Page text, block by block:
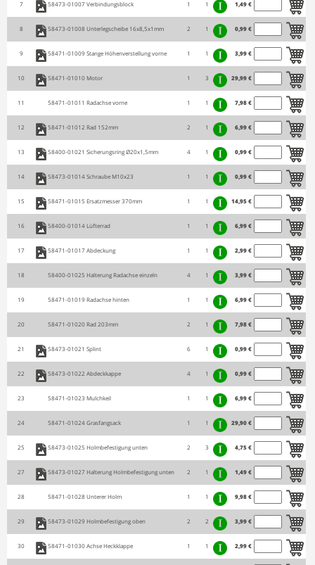
7 58473-01007 Verbindungsblock 1 1 1,49 €
8 58473-01008 Unterlegscheibe 16x8,5x1mm 2 1 0,99 €
9 58471-01009 Stange Höhenverstellung vorne 1 1 3,99 €
10 58471-01010 Motor 1 3 29,99 €
11 58471-01011 Radachse vorne 1 1 7,98 €
12 58471-01012 Rad 152mm 2 1 6,99 €
13 58400-01021 Sicherungsring Ø20x1,5mm 4 1 0,99 €
14 58473-01014Schraube M10x23 1 1 0,99 €
15 58471-01015 Ersatzmesser 370mm 1 1 14,95 €
16 58400-01014Lüfterrad 1 1 6,99 €
17 58471-01017 Abdeckung 1 1 2,99 €
18 58400-01025 Halterung Radachse einzeln 4 1 3,99 €
19 58471-01019 Radachse hinten 1 1 6,99 €
20 58471-01020 Rad 203mm 2 1 7,98 €
21 58473-01021 Splint 6 1 0,99 €
22 58473-01022 Abdeckkappe 4 1 0,99 €
23 58471-01023 Mulchkeil 1 1 6,99 €
24 58471-01024Grasfangsack 1 1 29,90 €
25 58473-01025 Holmbefestigung unten 2 3 4,75 €
27 58473-01027 Halterung Holmbefestigung unten 2 1 1,49 €
28 58471-01028 Unterer Holm 1 1 9,98 €
29 58473-01029 Holmbefestigung oben 2 2 3,99 €
30 58471-01030Achse Heckklappe 1 1 2,99 €